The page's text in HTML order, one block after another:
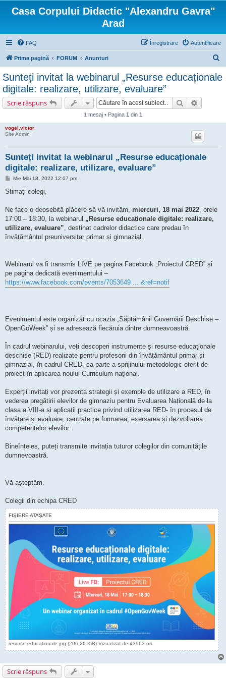
Casa Corpului Didactic "Alexandru Gavra"
Arad
FAQ Autentificare
Înregistrare
Prima pagină FORUM Anunturi
u
Sunteți invitat la webinarul „Resurse educaționale
digitale: realizare, utilizare, evaluare”
Scrie răspuns Căutare
1 mesaj • Pagina 1 din 1
vogel.victor
Site Admin
Sunteți invitat la webinarul „Resurse educaționale
digitale: realizare, utilizare, evaluare”
M
s
Mie Mai 18, 2022 12:07 pm
Stimați colegi,
Ne face o deosebită plăcere să vă invităm, miercuri, 18 mai 2022, orele
17:00 – 18:30, la webinarul „Resurse educaționale digitale: realizare,
utilizare, evaluare”, destinat cadrelor didactice care predau în
învățământul preuniversitar primar și gimnazial.
Webinarul va fi transmis LIVE pe pagina Facebook „Proiectul CRED” și
pe pagina dedicată evenimentului –
https://www.facebook.com/events/7053649 ... &ref=notif
Evenimentul este organizat cu ocazia „Săptămânii Guvernării Deschise –
OpenGoWeek” și se adresează fiecăruia dintre dumneavoastră.
În cadrul webinarului, veți descoperi instrumente și resurse educaționale
deschise (RED) realizate pentru profesorii din învățământul primar și
gimnazial, în cadrul CRED, ca parte a sprijinului metodologic oferit de
proiect în aplicarea noului Curriculum național.
Experții invitați vor prezenta strategii și exemple de utilizare a RED, în
vederea pregătirii elevilor de gimnaziu pentru Evaluarea Națională de la
clasa a VIII-a și aplicații practice privind utilizarea RED- în procesul de
învățare și evaluare, centrate pe formarea, exersarea și dezvoltarea
competențelor elevilor.
Bineînțeles, puteți transmite invitația tuturor colegilor din comunitățile
dumnevoastră.
Vă așteptăm.
Colegii din echipa CRED
FIŞIERE ATAŞATE
resurse educationale.jpg (206.26 KiB) Vizualizat de 43963 ori
Scrie răspuns